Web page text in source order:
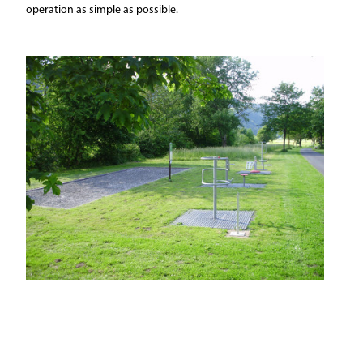
operation as simple as possible.